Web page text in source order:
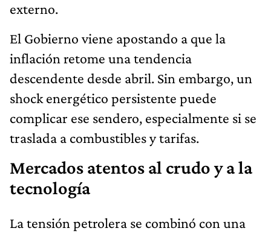
externo.
El Gobierno viene apostando a que la
inflación retome una tendencia
descendente desde abril. Sin embargo, un
shock energético persistente puede
complicar ese sendero, especialmente si se
traslada a combustibles y tarifas.
Mercados atentos al crudo y a la
tecnología
La tensión petrolera se combinó con una